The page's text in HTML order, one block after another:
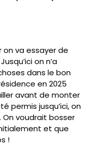
on va essayer de
on n’a
dans le bon
en 2025
avant de monter
permis jusqu’ici, on
voudrait bosser
et que
!